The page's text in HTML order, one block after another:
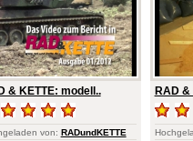
& KETTE: modell..
von: RADundKETTE
RAD &